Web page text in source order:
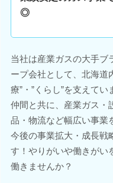
◎
当社は産業ガスの大手ブ
ープ会社として、北海道
療”・”くらし”を支えて
仲間と共に、産業ガス・
品・物流など幅広い事業
今後の事業拡大・成長戦
す！やりがいや働きがい
働きませんか？